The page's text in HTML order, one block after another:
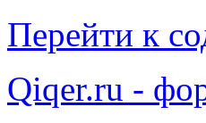
Перейти к
Qiqer.ru -